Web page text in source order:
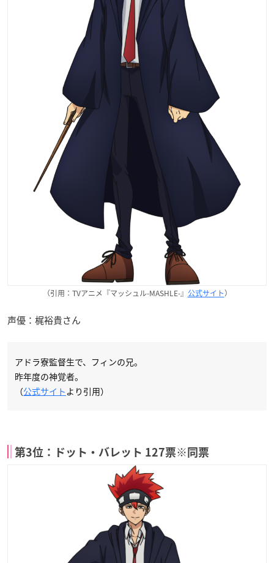
（引用：TVアニメ『マッシュル-MASHLE-』 公式サイト）
声優：梶裕貴さん
アドラ寮監督生で、フィンの兄。
昨年度の神覚者。
（公式サイト より引用）
第3位：ドット・バレット 127票※同票